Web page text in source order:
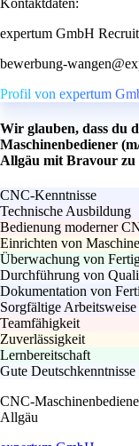
expertum GmbH
bewerbung-
Profil von expertum
Wir glauben, dass du
Maschinenbediener
Allgäu mit Bravour zu
CNC-Kenntnisse
Technische Ausbildung
Bedienung moderner
Einrichten von
Überwachung von
Durchführung von
Dokumentation von
Sorgfältige Arbeitsweise
Teamfähigkeit
Zuverlässigkeit
Lernbereitschaft
Gute Deutschkenntnisse
CNC-
Allgäu